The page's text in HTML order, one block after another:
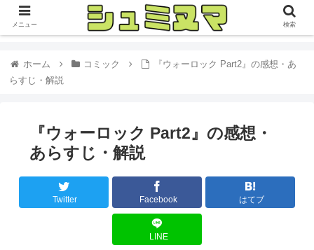
ホーム コミック
『ウォーロック Part2』の感想・あ
らすじ・解説
『ウォーロック Part2』の感想・
あらすじ・解説
Twitter Facebook はてブ
LINE
メニュー 検索